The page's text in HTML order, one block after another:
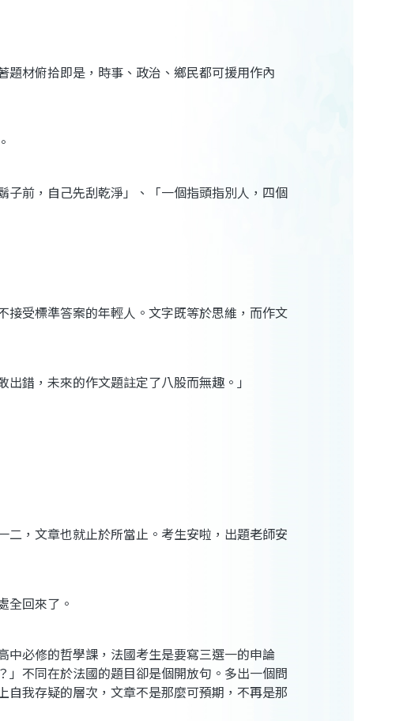
材俯拾即是，時事、政治、鄉民都可援用作內
子前，自己先刮乾淨」、「一個指頭指別人，四個
受標準答案的年輕人。文字既等於思維，而作文
錯，未來的作文題註定了八股而無趣。」
二，文章也就止於所當止。考生安啦，出題老師安
全回來了。
必修的哲學課，法國考生是要寫三選一的申論
不同在於法國的題目卻是個開放句。多出一個問
我存疑的層次，文章不是那麼可預期，不再是那